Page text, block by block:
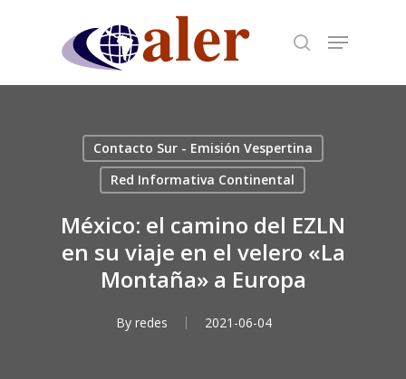
content
Contacto Sur - Emisión Vespertina
Red Informativa Continental
México: el camino del EZLN
en su viaje en el velero «La
Montaña» a Europa
By redes 2021-06-04